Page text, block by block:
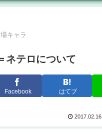
キャラ
ネテロについて
Facebook はてブ
2017.02.16